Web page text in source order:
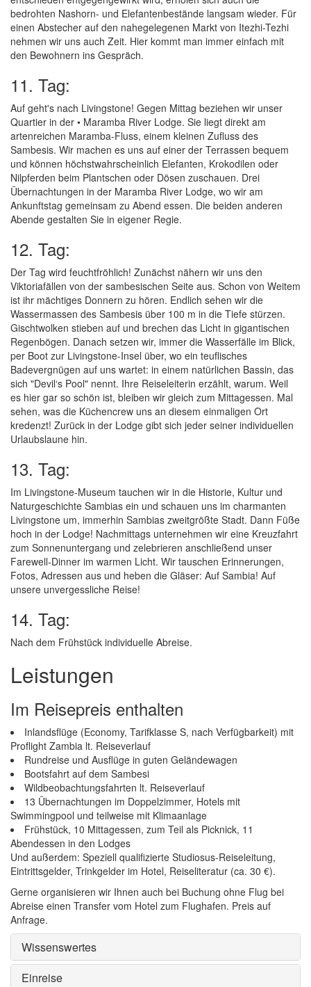
bedrohten Nashorn- und Elefantenbestände langsam wieder. Für
einen Abstecher auf den nahegelegenen Markt von Itezhi-Tezhi
nehmen wir uns auch Zeit. Hier kommt man immer einfach mit
den Bewohnern ins Gespräch.
11. Tag:
Auf geht's nach Livingstone! Gegen Mittag beziehen wir unser
Quartier in der • Maramba River Lodge. Sie liegt direkt am
artenreichen Maramba-Fluss, einem kleinen Zufluss des
Sambesis. Wir machen es uns auf einer der Terrassen bequem
und können höchstwahrscheinlich Elefanten, Krokodilen oder
Nilpferden beim Plantschen oder Dösen zuschauen. Drei
Übernachtungen in der Maramba River Lodge, wo wir am
Ankunftstag gemeinsam zu Abend essen. Die beiden anderen
Abende gestalten Sie in eigener Regie.
12. Tag:
Der Tag wird feuchtfröhlich! Zunächst nähern wir uns den
Viktoriafällen von der sambesischen Seite aus. Schon von Weitem
ist ihr mächtiges Donnern zu hören. Endlich sehen wir die
Wassermassen des Sambesis über 100 m in die Tiefe stürzen.
Gischtwolken stieben auf und brechen das Licht in gigantischen
Regenbögen. Danach setzen wir, immer die Wasserfälle im Blick,
per Boot zur Livingstone-Insel über, wo ein teuflisches
Badevergnügen auf uns wartet: in einem natürlichen Bassin, das
sich "Devil‘s Pool" nennt. Ihre Reiseleiterin erzählt, warum. Weil
es hier gar so schön ist, bleiben wir gleich zum Mittagessen. Mal
sehen, was die Küchencrew uns an diesem einmaligen Ort
kredenzt! Zurück in der Lodge gibt sich jeder seiner individuellen
Urlaubslaune hin.
13. Tag:
Im Livingstone-Museum tauchen wir in die Historie, Kultur und
Naturgeschichte Sambias ein und schauen uns im charmanten
Livingstone um, immerhin Sambias zweitgrößte Stadt. Dann Füße
hoch in der Lodge! Nachmittags unternehmen wir eine Kreuzfahrt
zum Sonnenuntergang und zelebrieren anschließend unser
Farewell-Dinner im warmen Licht. Wir tauschen Erinnerungen,
Fotos, Adressen aus und heben die Gläser: Auf Sambia! Auf
unsere unvergessliche Reise!
14. Tag:
Nach dem Frühstück individuelle Abreise.
Leistungen
Im Reisepreis enthalten
Inlandsflüge (Economy, Tarifklasse S, nach Verfügbarkeit) mit
Proflight Zambia lt. Reiseverlauf
Rundreise und Ausflüge in guten Geländewagen
Bootsfahrt auf dem Sambesi
Wildbeobachtungsfahrten lt. Reiseverlauf
13 Übernachtungen im Doppelzimmer, Hotels mit
Swimmingpool und teilweise mit Klimaanlage
Frühstück, 10 Mittagessen, zum Teil als Picknick, 11
Abendessen in den Lodges
Und außerdem: Speziell qualifizierte Studiosus-Reiseleitung,
Eintrittsgelder, Trinkgelder im Hotel, Reiseliteratur (ca. 30 €).
Gerne organisieren wir Ihnen auch bei Buchung ohne Flug bei
Abreise einen Transfer vom Hotel zum Flughafen. Preis auf
Anfrage.
Wissenswertes
Einreise